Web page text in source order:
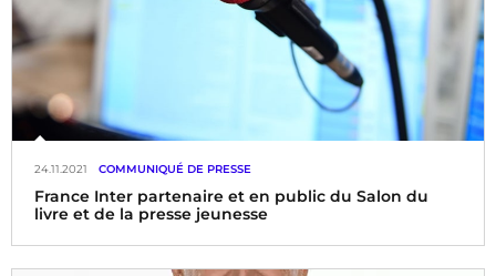
France Inter partenaire et en public du Salon du
livre et de la presse jeunesse
24.11.2021 COMMUNIQUÉ DE PRESSE